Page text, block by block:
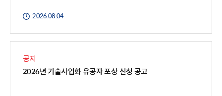
2026.08.04
공지
2026년 기술사업화 유공자 포상 신청 공고